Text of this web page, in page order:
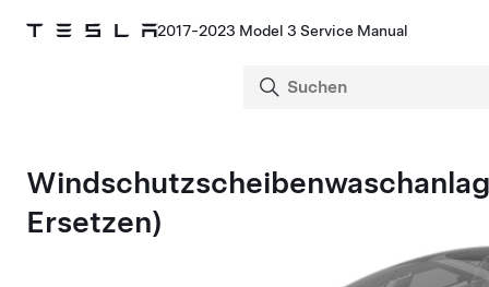
2017-2023 Model 3 Service Manual
Ersetzen)